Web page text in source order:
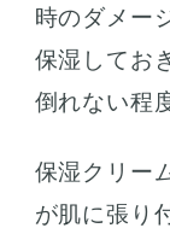
時のダメー
保湿してお
倒れない程
保湿クリー
が肌に張り